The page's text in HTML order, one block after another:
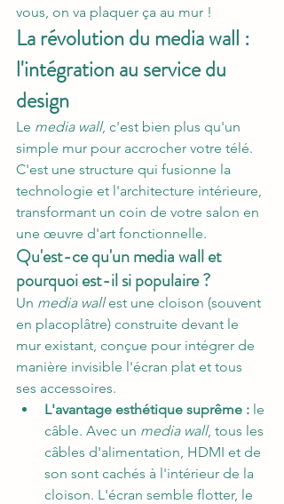
vous, on va plaquer ça au mur !
La révolution du media wall :
l'intégration au service du
design
Le media wall, c'est bien plus qu'un
simple mur pour accrocher votre télé.
C'est une structure qui fusionne la
technologie et l'architecture intérieure,
transformant un coin de votre salon en
une œuvre d'art fonctionnelle.
Qu'est-ce qu'un media wall et
pourquoi est-il si populaire ?
Un media wall est une cloison (souvent
en placoplâtre) construite devant le
mur existant, conçue pour intégrer de
manière invisible l'écran plat et tous
ses accessoires.
L'avantage esthétique suprême : le
câble. Avec un media wall, tous les
câbles d'alimentation, HDMI et de
son sont cachés à l'intérieur de la
cloison. L'écran semble flotter, le